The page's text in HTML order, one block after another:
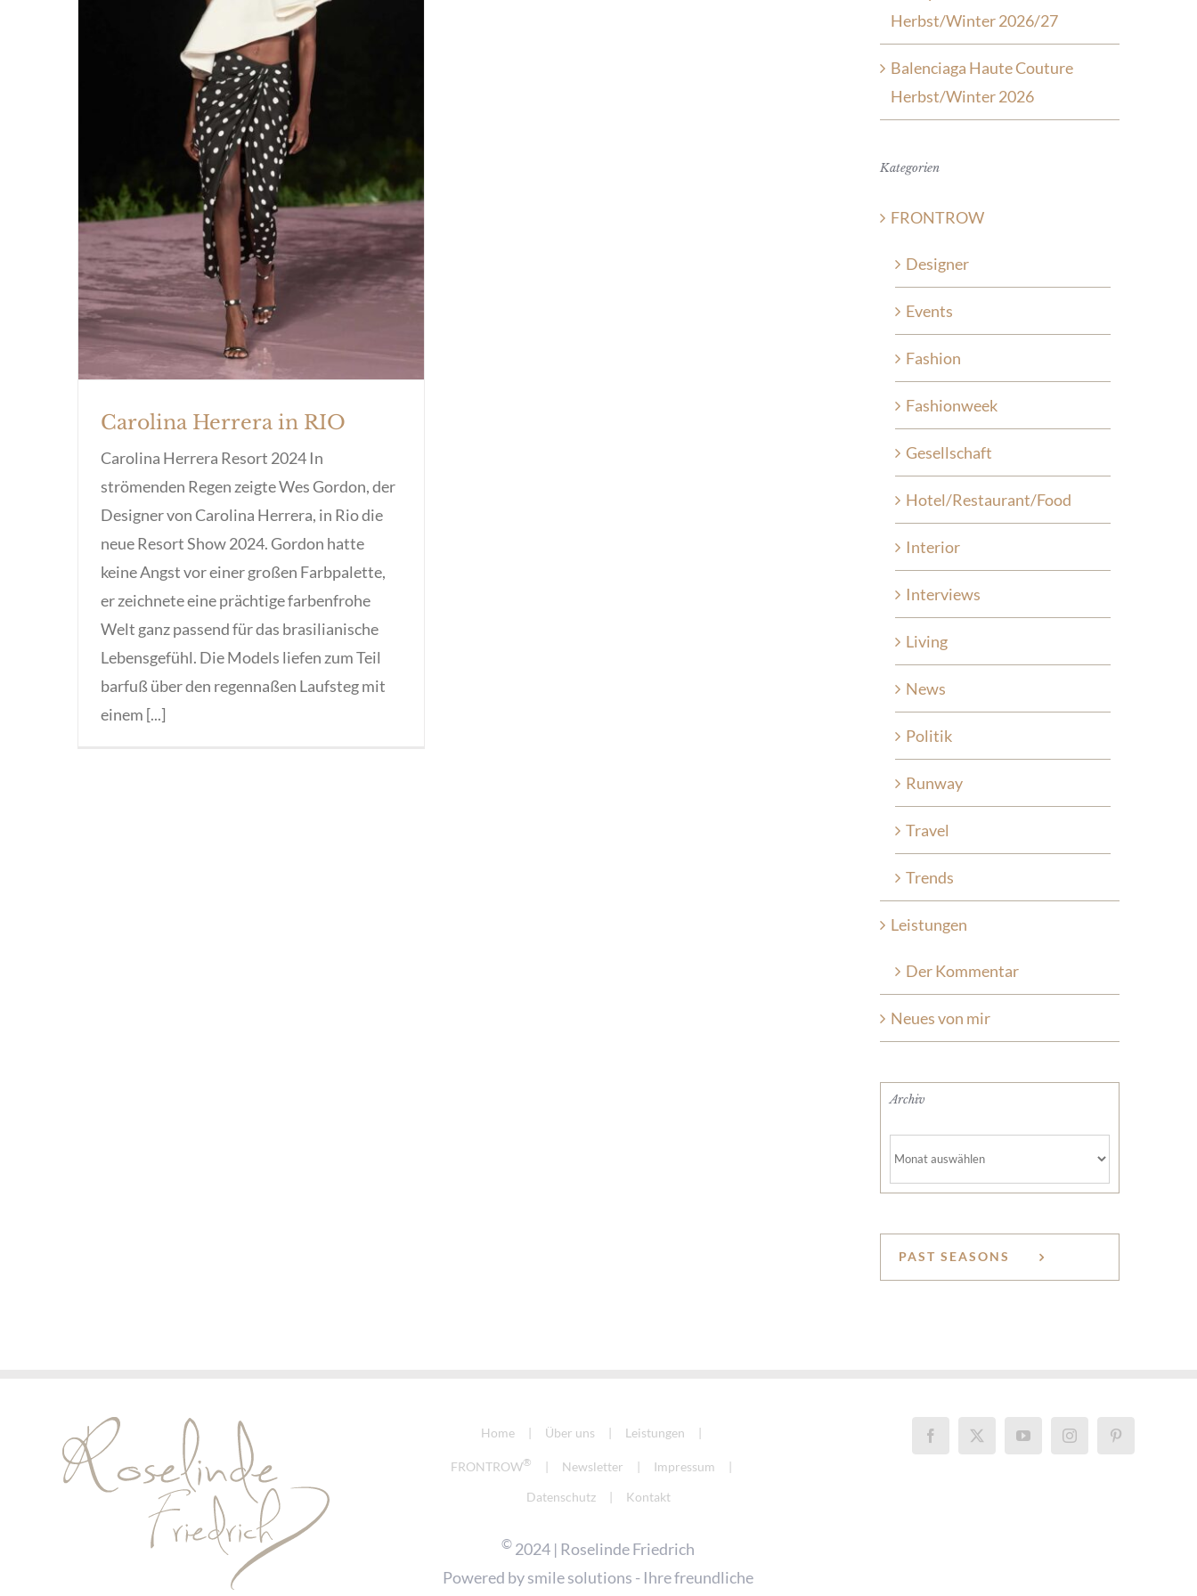
Carolina Herrera in RIO
Carolina Herrera in RIO
Carolina Herrera Resort 2024 In
strömenden Regen zeigte Wes Gordon, der
Designer von Carolina Herrera, in Rio die
neue Resort Show 2024. Gordon hatte
keine Angst vor einer großen Farbpalette,
er zeichnete eine prächtige farbenfrohe
Welt ganz passend für das brasilianische
Lebensgefühl. Die Models liefen zum Teil
barfuß über den regennaßen Laufsteg mit
einem [...]
Herbst/Winter 2026/27
Balenciaga Haute Couture
Herbst/Winter 2026
Kategorien
FRONTROW
Designer
Events
Fashion
Fashionweek
Gesellschaft
Hotel/Restaurant/Food
Interior
Interviews
Living
News
Politik
Runway
Travel
Trends
Leistungen
Der Kommentar
Neues von mir
Archiv
PAST SEASONS
Home Über uns Leistungen
FRONTROW® Newsletter
Impressum
Datenschutz
Kontakt
© 2024 | Roselinde Friedrich
Powered bysmile solutions - Ihre freundliche